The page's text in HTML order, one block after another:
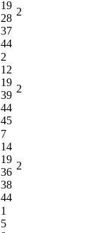
19
28
37
44
2
2
12
19
39
44
45
2
7
14
19
36
38
44
2
1
5